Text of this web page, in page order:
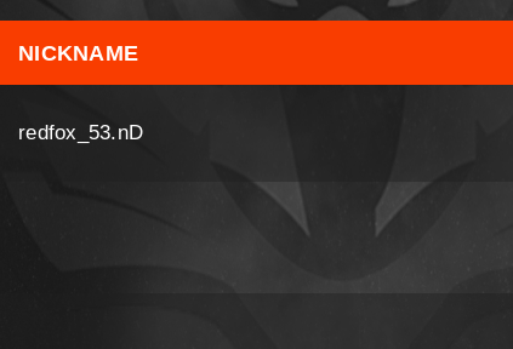
NICKNAME
redfox_53.nD